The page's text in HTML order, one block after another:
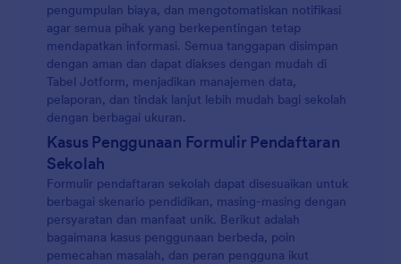
pengumpulan biaya, dan mengotomatiskan notifikasi
agar semua pihak yang berkepentingan tetap
mendapatkan informasi. Semua tanggapan disimpan
dengan aman dan dapat diakses dengan mudah di
Tabel Jotform, menjadikan manajemen data,
pelaporan, dan tindak lanjut lebih mudah bagi sekolah
dengan berbagai ukuran.
Kasus Penggunaan Formulir Pendaftaran
Sekolah
Formulir pendaftaran sekolah dapat disesuaikan untuk
berbagai skenario pendidikan, masing-masing dengan
persyaratan dan manfaat unik. Berikut adalah
bagaimana kasus penggunaan berbeda, poin
pemecahan masalah, dan peran pengguna ikut